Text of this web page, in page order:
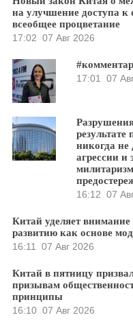
на улучшение доступа
всеобщее процветание
17:02 07 Авг 2026
17:01
07
никогда не
агрессии и
16:12 07
Китай уделяет
развитию как основе
16:11
07 Авг 2026
Китай в пятницу
призывам
принципы
16:10 07 Авг 2026